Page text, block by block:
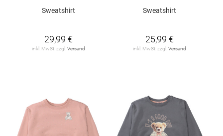
Sweatshirt
29,99 €
inkl. MwSt. zzgl.Versand
Sweatshirt
25,99 €
inkl. MwSt. zzgl.Versand